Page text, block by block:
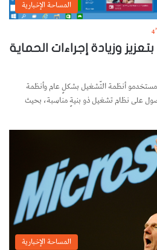
المساحة الإخبارية
وزيادة إجراءات الحماية
مستخدمو أنظمة التّشغيل بشكلٍ عام وأنظمة
على نظام تشغيل ذو بنيةٍ مناسبة، بحيث
المساحة الإخبارية